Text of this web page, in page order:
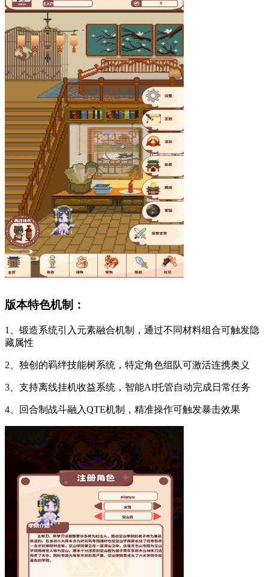
版本特色机制：
1、锻造系统引入元素融合机制，通过不同材料组合可触发隐
藏属性
2、独创的羁绊技能树系统，特定角色组队可激活连携奥义
3、支持离线挂机收益系统，智能AI托管自动完成日常任务
4、回合制战斗融入QTE机制，精准操作可触发暴击效果